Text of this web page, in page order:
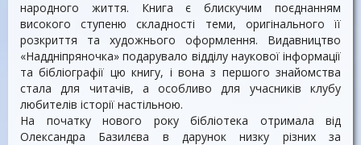
народного життя. Книга є блискучим поєднанням
високого ступеню складності теми, оригінального її
розкриття та художнього оформлення. Видавництво
«Наддніпряночка» подарувало відділу наукової інформації
та бібліографії цю книгу, і вона з першого знайомства
стала для читачів, а особливо для учасників клубу
любителів історії настільною.
На початку нового року бібліотека отримала від
Олександра Базилєва в дарунок низку різних за